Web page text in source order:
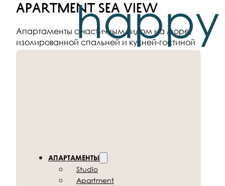
АПАРТАМЕНТЫ
Studio
Apartment
Apartment sea view
Апартаменты с частичным видом на море,
изолированной спальней и кухней-гостиной